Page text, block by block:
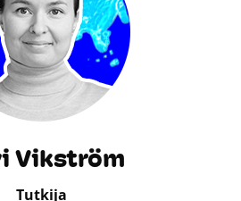
Vikström
Tutkija